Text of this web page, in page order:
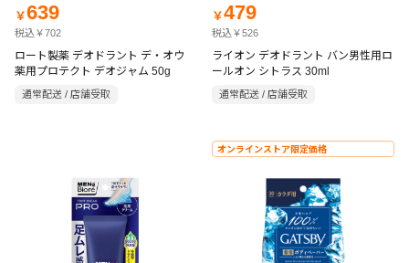
￥639
税込￥702
ロート製薬 デオドラント デ・オウ
薬用プロテクト デオジャム 50g
通常配送 / 店舗受取
￥479
税込￥526
ライオン デオドラント バン男性用ロ
ールオン シトラス 30ml
通常配送 / 店舗受取
オンラインストア限定価格